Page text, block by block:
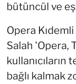
bütüncül ve
Opera
Salah 'Opera,
bağlı kalmak